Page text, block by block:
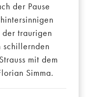
der Pause
der traurigen
mit dem
Simma.